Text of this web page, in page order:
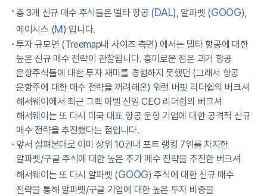
총 3개 신규 매수 주식들은 델타 항공 (DAL), 알파벳 (GOOG),
메이시스 (M) 입니다.
투자 규모면 (Treemap내 사이즈 측면) 에서는 델타 항공에 대한
높은 신규 매수 전략이 관찰됩니다. 흥미로운 점은 과거 항공
운항주식들에 대한 투자 재미를 경험하지 못했던 (그래서 항공
운항주에 대한 매수 전략을 꺼려해온) 워런 버핏 리더쉽의 버크셔
해서웨이에서 최근 그렉 아벨 신임 CEO 리더쉽의 버크셔
해서웨이는 또 다시 미국 대표 항공 운항 기업에 대한 공격적 신규
매수 전략을 추진했다는 점입니다.
앞서 살펴본대로 이미 상위 10권내 포트 랭킹 7위를 차지한
알파벳/구글 주식에 대한 높은 추가 매수 전략을 추진한 버크셔
해서웨이는 또 다시 알파벳 (GOOG) 주식에 대한 신규 매수
전략을 통해 알파벳/구글 기업에 대한 높은 투자 비중을